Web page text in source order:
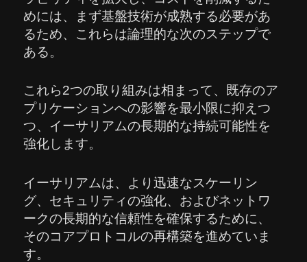
めには、まず基盤技術が成熟する必要があ
るため、これらは論理的な次のステップで
ある。
これら2つの取り組みは相まって、既存のア
プリケーションへの影響を最小限に抑えつ
つ、イーサリアムの長期的な持続可能性を
強化します。
イーサリアムは、より迅速なスケーリン
グ、セキュリティの強化、およびネットワ
ークの長期的な信頼性を確保するために、
そのコアプロトコルの再構築を進めていま
す。